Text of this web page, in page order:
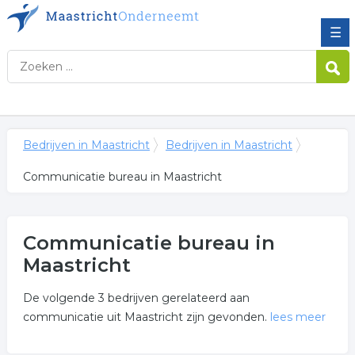
☰
Bedrijven in Maastricht Bedrijven in Maastricht
Communicatie bureau in Maastricht
Communicatie bureau in
Maastricht
De volgende 3 bedrijven gerelateerd aan
communicatie uit Maastricht zijn gevonden. lees meer